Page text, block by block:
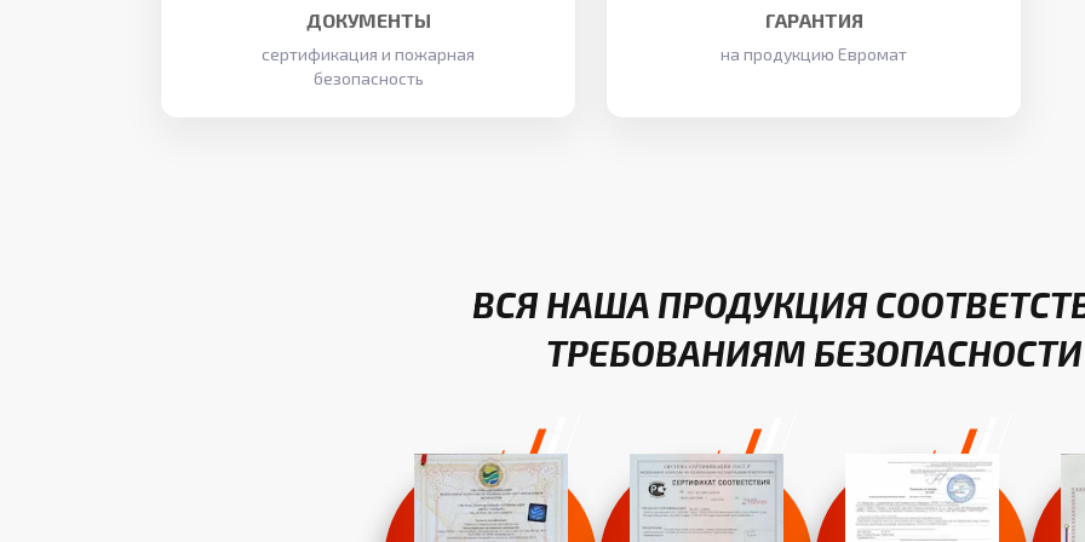
ДОКУМЕНТЫ
сертификация и пожарная
безопасность
ГАРАНТИЯ
на продукцию Евромат
ВСЯ НАША ПРОДУКЦИЯ
ТРЕБОВАНИЯМ БЕЗОПАСНОСТИ